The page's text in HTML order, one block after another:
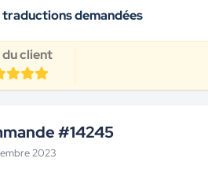
traductions demandées
du client
#14245
2023